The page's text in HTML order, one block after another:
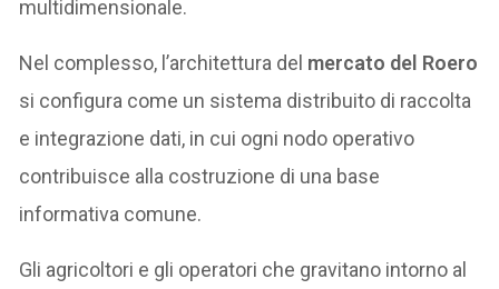
multidimensionale.
Nel complesso, l’architettura del mercato del Roero
si configura come un sistema distribuito di raccolta
e integrazione dati, in cui ogni nodo operativo
contribuisce alla costruzione di una base
informativa comune.
Gli agricoltori e gli operatori che gravitano intorno al